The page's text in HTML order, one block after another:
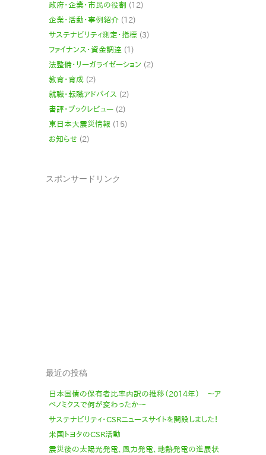
政府・企業・市民の役割
(12)
企業・活動・事例紹介(12)
サステナビリティ測定・指標(3)
ファイナンス・資金調達 (1)
法整備・リーガライゼーション(2)
教育・育成(2)
就職・転職アドバイス (2)
書評・ブックレビュー(2)
東日本大震災情報 (15)
お知らせ(2)
スポンサードリンク
最近の投稿
日本国債の保有者比率内訳の推移（2014年） 〜ア
ベノミクスで何が変わったか〜
サステナビリティ・CSRニュースサイトを開設しました！
米国トヨタのCSR活動
震災後の太陽光発電、風力発電、地熱発電の進展状